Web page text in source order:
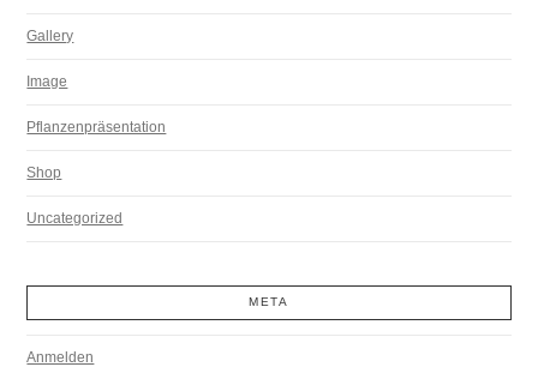
Gallery
Image
Pflanzenpräsentation
Shop
Uncategorized
META
Anmelden